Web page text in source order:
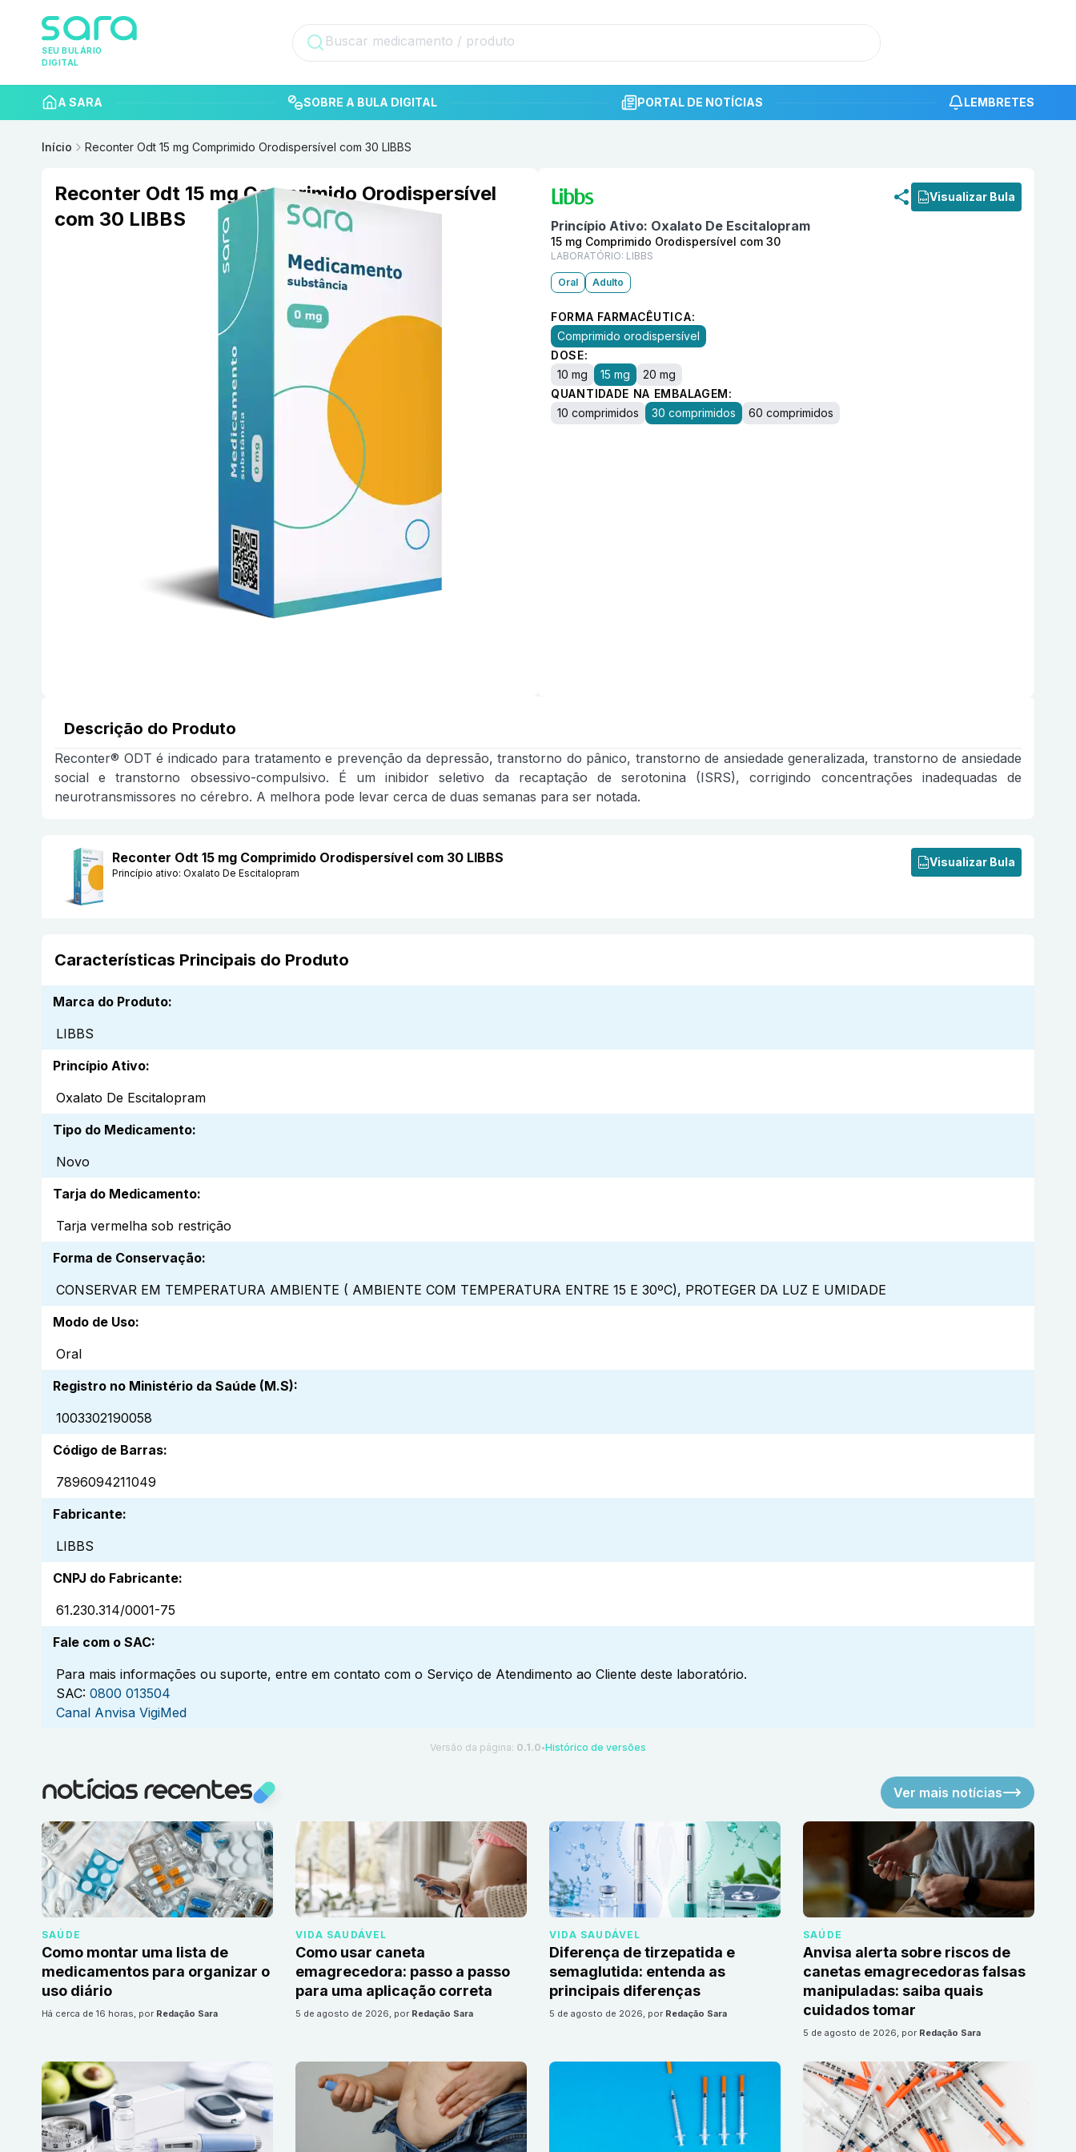
SEU BULÁRIO
DIGITAL
A SARA SOBRE A BULA DIGITAL PORTAL DE NOTÍCIAS LEMBRETES
Início Reconter Odt 15 mg Comprimido Orodispersível com 30 LIBBS
Reconter Odt 15 mg Comprimido Orodispersível
com 30 LIBBS
Visualizar Bula
Princípio Ativo: Oxalato De Escitalopram
15 mg Comprimido Orodispersível com 30
LABORATÓRIO: LIBBS
Oral Adulto
FORMA FARMACÊUTICA:
Comprimido orodispersível
DOSE:
10 mg
15 mg
20 mg
QUANTIDADE NA EMBALAGEM:
10 comprimidos
30 comprimidos 60 comprimidos
Descrição do Produto
Reconter® ODT é indicado para tratamento e prevenção da depressão, transtorno do pânico, transtorno de ansiedade generalizada, transtorno de ansiedade
social e transtorno obsessivo-compulsivo. É um inibidor seletivo da recaptação de serotonina (ISRS), corrigindo concentrações inadequadas de
neurotransmissores no cérebro. A melhora pode levar cerca de duas semanas para ser notada.
Reconter Odt 15 mg Comprimido Orodispersível com 30 LIBBS
Princípio ativo: Oxalato De Escitalopram
Visualizar Bula
Características Principais do Produto
Marca do Produto:
LIBBS
Princípio Ativo:
Oxalato De Escitalopram
Tipo do Medicamento:
Novo
Tarja do Medicamento:
Tarja vermelha sob restrição
Forma de Conservação:
CONSERVAR EM TEMPERATURA AMBIENTE ( AMBIENTE COM TEMPERATURA ENTRE 15 E 30ºC), PROTEGER DA LUZ E UMIDADE
Modo de Uso:
Oral
Registro no Ministério da Saúde (M.S):
1003302190058
Código de Barras:
7896094211049
Fabricante:
LIBBS
CNPJ do Fabricante:
61.230.314/0001-75
Fale com o SAC:
Para mais informações ou suporte, entre em contato com o Serviço de Atendimento ao Cliente deste laboratório.
SAC: 0800 013504
Canal Anvisa VigiMed
Versão da página: 0.1.0 ●Histórico de versões
notícias recentes Ver mais notícias
SAÚDE
Como montar uma lista de
medicamentos para organizar o
uso diário
há cerca de 16 horas, por Redação Sara
VIDA SAUDÁVEL
Como usar caneta
emagrecedora: passo a passo
para uma aplicação correta
5 de agosto de 2026, por Redação Sara
VIDA SAUDÁVEL
Diferença de tirzepatida e
semaglutida: entenda as
principais diferenças
5 de agosto de 2026, por Redação Sara
SAÚDE
Anvisa alerta sobre riscos de
canetas emagrecedoras falsas
manipuladas: saiba quais
cuidados tomar
5 de agosto de 2026, por Redação Sara